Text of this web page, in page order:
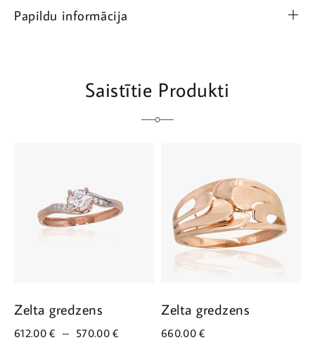
Papildu informācija
Saistītie Produkti
Zelta gredzens
570.00€
–
612.00€
Zelta gredzens
660.00€